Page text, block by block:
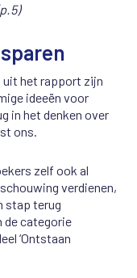
uit het rapport zijn
ideeën voor
in het denken over
ons.
zelf ook al
verdienen,
stap terug
de categorie
‘Ontstaan